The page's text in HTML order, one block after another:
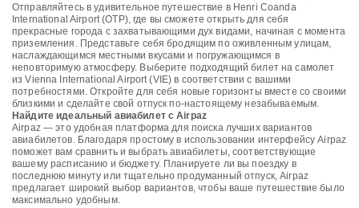
Отправляйтесь в удивительное путешествие в Henri Coanda
International Airport (OTP), где вы сможете открыть для себя
прекрасные города с захватывающими дух видами, начиная с момента
приземления. Представьте себя бродящим по оживленным улицам,
наслаждающимся местными вкусами и погружающимся в
неповторимую атмосферу. Выберите подходящий билет на самолет
из Vienna International Airport (VIE) в соответствии с вашими
потребностями. Откройте для себя новые горизонты вместе со своими
близкими и сделайте свой отпуск по-настоящему незабываемым.
Найдите идеальный авиабилет с Airpaz
Airpaz — это удобная платформа для поиска лучших вариантов
авиабилетов. Благодаря простому в использовании интерфейсу Airpaz
поможет вам сравнить и выбрать авиабилеты, соответствующие
вашему расписанию и бюджету. Планируете ли вы поездку в
последнюю минуту или тщательно продуманный отпуск, Airpaz
предлагает широкий выбор вариантов, чтобы ваше путешествие было
максимально удобным.